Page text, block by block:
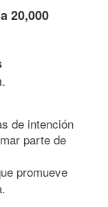
20,000
de intención
parte de
promueve